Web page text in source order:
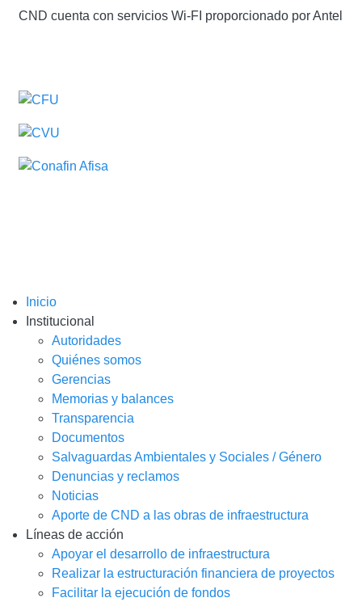
CND cuenta con servicios Wi-FI proporcionado por Antel
Inicio
Institucional
Autoridades
Quiénes somos
Gerencias
Memorias y balances
Transparencia
Documentos
Salvaguardas Ambientales y Sociales / Género
Denuncias y reclamos
Noticias
Aporte de CND a las obras de infraestructura
Líneas de acción
Apoyar el desarrollo de infraestructura
Realizar la estructuración financiera de proyectos
Facilitar la ejecución de fondos